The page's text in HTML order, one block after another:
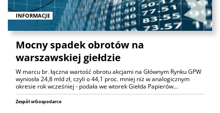
INFORMACJE
Mocny spadek obrotów na
warszawskiej giełdzie
W marcu br. łączna wartość obrotu akcjami na Głównym Rynku GPW
wyniosła 24,8 mld zł, czyli o 44,1 proc. mniej niż w analogicznym
okresie rok wcześniej - podała we wtorek Giełda Papierów…
Zespół wGospodarce